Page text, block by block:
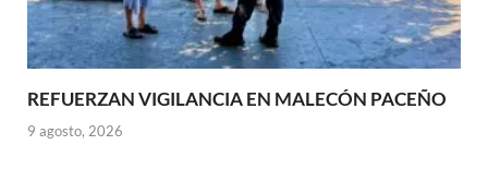
REFUERZAN VIGILANCIA EN MALECÓN PACEÑO
9 agosto, 2026